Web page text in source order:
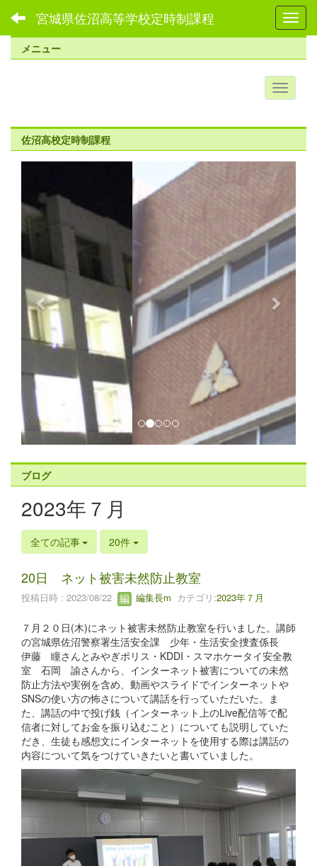
宮城県佐沼高等学校定時制課程
メニュー
佐沼高校定時制課程
r
e
o
u
s
n
x
t
ブログ
2023年７月
全ての記事 20件
20日 ネット被害未然防止教室
投稿日時 : 2023/08/22 編集長m カテゴリ:2023年７月
７月２０日(木)にネット被害未然防止教室を行いました。講師
の宮城県佐沼警察署生活安全課 少年・生活安全捜査係長
伊藤 瞳さんとみやぎポリス・KDDI・スマホケータイ安全教
室 石岡 諭さんから、インターネット被害についての未然
防止方法や実例を含め、動画やスライドでインターネットや
SNSの使い方の怖さについて講話を行っていただいた。ま
た、講話の中で投げ銭（インターネット上のLive配信等で配
信者に対してお金を振り込むこと）についても説明していた
だき、生徒も感想文にインターネットを使用する際は講話の
内容について気をつけていきたいと書いていました。